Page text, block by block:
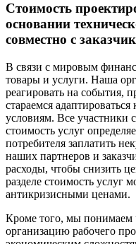
Стоимость
основании
совместно с
В связи с мировым
товары и услуги. Наша
реагировать на события,
стараемся
условиям. Все участники
стоимость услуг
потребителя заплатить
наших партнеров и
расходы, чтобы снизить
разделе стоимость услуг
антикризисными ценами.
Кроме того, мы понимаем
организацию рабочего